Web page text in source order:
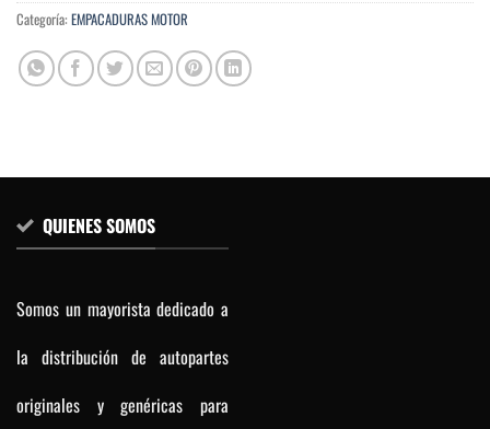
Categoría: EMPACADURAS MOTOR
QUIENES SOMOS
Somos un mayorista dedicado a
la distribución de autopartes
originales y genéricas para